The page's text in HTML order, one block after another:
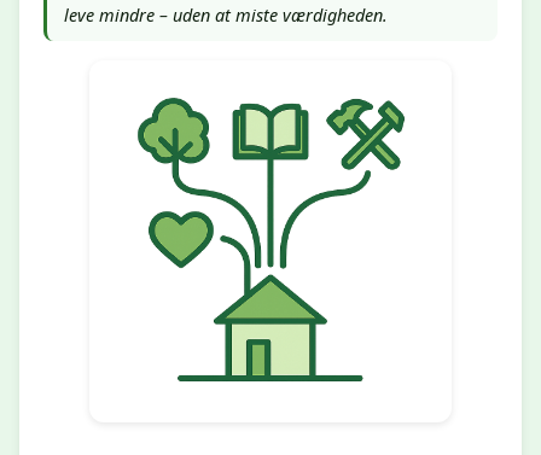
leve mindre – uden at miste værdigheden.